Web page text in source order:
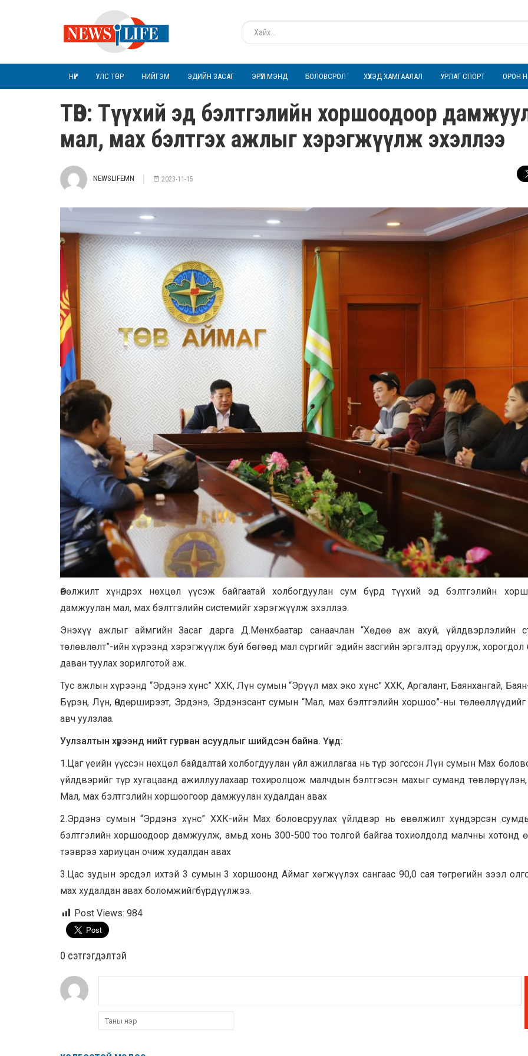
НҮҮР УЛС ТӨР НИЙГЭМ ЭДИЙН ЗАСАГ ЭРҮҮЛ МЭНД БОЛОВСРОЛ ХҮҮХЭД ХАМГААЛАЛ УРЛАГ СПОРТ ОРОН
ТӨВ: Түүхий эд бэлтгэлийн хоршоодоор
мал, мах бэлтгэх ажлыг хэрэгжүүлж эхэллээ
NEWSLIFEMN 2023-11-15
Өвөлжилт хүндрэх нөхцөл үүсэж байгаатай холбогдуулан сум бүрд түүхий эд бэлтгэлийн
дамжуулан мал, мах бэлтгэлийн системийг хэрэгжүүлж эхэллээ.
Энэхүү ажлыг аймгийн Засаг дарга Д.Мөнхбаатар санаачлан “Хөдөө аж ахуй, үйлдвэрлэлийн
төлөвлөлт”-ийн хүрээнд хэрэгжүүлж буй бөгөөд мал сүргийг эдийн засгийн эргэлтэд оруулж, хорогдол
даван туулах зорилготой аж.
Тус ажлын хүрээнд “Эрдэнэ хүнс” ХХК, Лүн сумын “Эрүүл мах эко хүнс” ХХК, Аргалант, Баянхангай,
Бүрэн, Лүн, Өндөрширээт, Эрдэнэ, Эрдэнэсант сумын “Мал, мах бэлтгэлийн хоршоо”-ны төлөөллүүдийг
авч уулзлаа.
Уулзалтын хүрээнд нийт гурван асуудлыг шийдсэн байна. Үүнд:
1.Цаг үеийн үүссэн нөхцөл байдалтай холбогдуулан үйл ажиллагаа нь түр зогссон Лүн сумын Мах
үйлдвэрийг түр хугацаанд ажиллуулахаар тохиролцож малчдын бэлтгэсэн махыг суманд
Мал, мах бэлтгэлийн хоршоогоор дамжуулан худалдан авах
2.Эрдэнэ сумын “Эрдэнэ хүнс” ХХК-ийн Мах боловсруулах үйлдвэр нь өвөлжилт хүндэрсэн
бэлтгэлийн хоршоодоор дамжуулж, амьд хонь 300-500 тоо толгой байгаа тохиолдолд малчны хотонд
тээврээ хариуцан очиж худалдан авах
3.Цас зудын эрсдэл ихтэй 3 сумын 3 хоршоонд Аймаг хөгжүүлэх сангаас 90,0 сая төгрөгийн зээл
мах худалдан авах боломжийгбүрдүүлжээ.
Post Views: 984
0 cэтгэгдэлтэй